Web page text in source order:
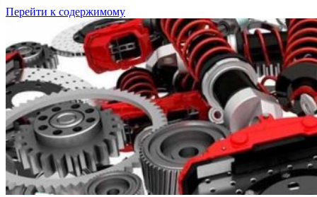
Перейти к содержимому